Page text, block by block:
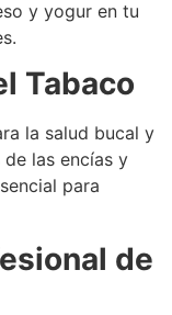
y yogur en tu
Tabaco
la salud bucal y
las encías y
para
de